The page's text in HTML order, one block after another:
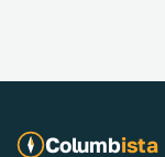
Columbista